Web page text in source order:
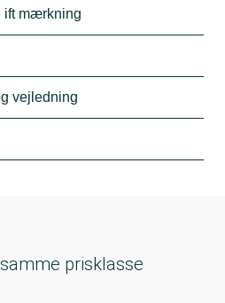
ift mærkning
vejledning
prisklasse